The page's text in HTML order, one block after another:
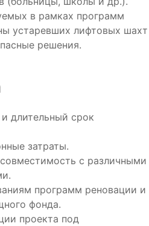
в рамках программ
устаревших лифтовых шахт
решения.
длительный срок
затраты.
с различными
программ реновации и
фонда.
проекта под